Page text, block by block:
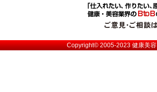
Copyright© 2005-2023健康美